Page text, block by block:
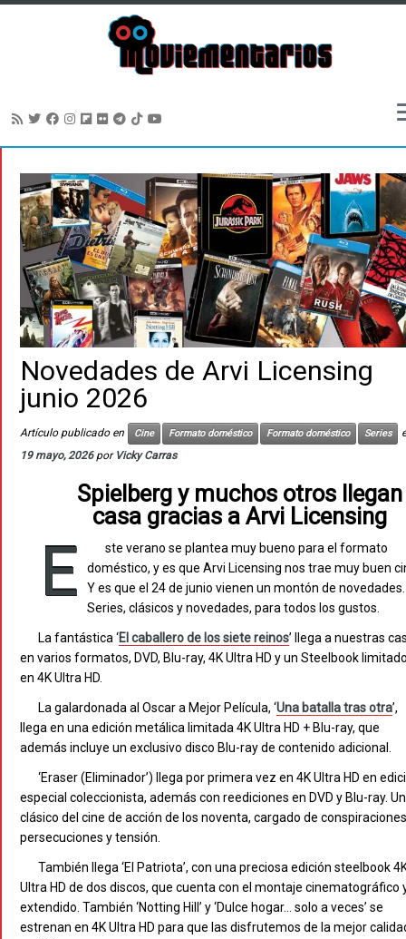
contenido
Novedades de Arvi Licensing
junio 2026
Artículo publicado en Cine Formato doméstico Formato doméstico Series
19 mayo, 2026 por Vicky Carras
Spielberg y muchos otros
casa gracias a Arvi Licensing
E
ste verano se plantea muy bueno para el formato
doméstico, y es que Arvi Licensing nos trae muy buen
Y es que el 24 de junio vienen un montón de novedades.
Series, clásicos y novedades, para todos los gustos.
La fantástica ‘El caballero de los siete reinos’ llega a nuestras
en varios formatos, DVD, Blu-ray, 4K Ultra HD y un Steelbook
en 4K Ultra HD.
La galardonada al Oscar a Mejor Película, ‘Una batalla tras otra’,
llega en una edición metálica limitada 4K Ultra HD + Blu-ray, que
además incluye un exclusivo disco Blu-ray de contenido adicional.
‘Eraser (Eliminador’) llega por primera vez en 4K Ultra HD en
especial coleccionista, además con reediciones en DVD y Blu-ray. Un
clásico del cine de acción de los noventa, cargado de
persecuciones y tensión.
También llega ‘El Patriota’, con una preciosa edición steelbook
Ultra HD de dos discos, que cuenta con el montaje cinematográfico
extendido. También ‘Notting Hill’ y ‘Dulce hogar… solo a veces’ se
estrenan en 4K Ultra HD para que las disfrutemos de la mejor